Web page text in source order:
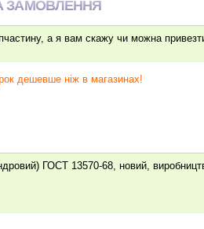
ЗАМОВЛЕННЯ
а я вам скажу чи можна
дешевше ніж в магазинах!
ГОСТ 13570-68, новий,